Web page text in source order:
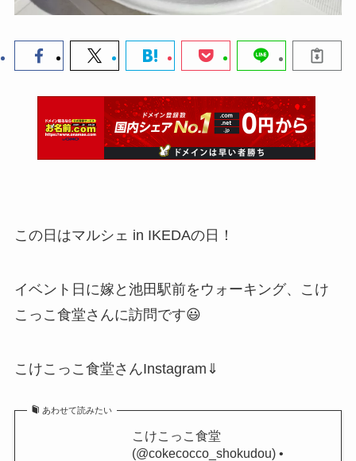
この日はマルシェ in IKEDAの日！
イベント日に嫁と池田駅前をウォーキング、こけ
こっこ食堂さんに訪問です😃
こけこっこ食堂さんInstagram⇓
あわせて読みたい
こけこっこ食堂
(@cokecocco_shokudou) •